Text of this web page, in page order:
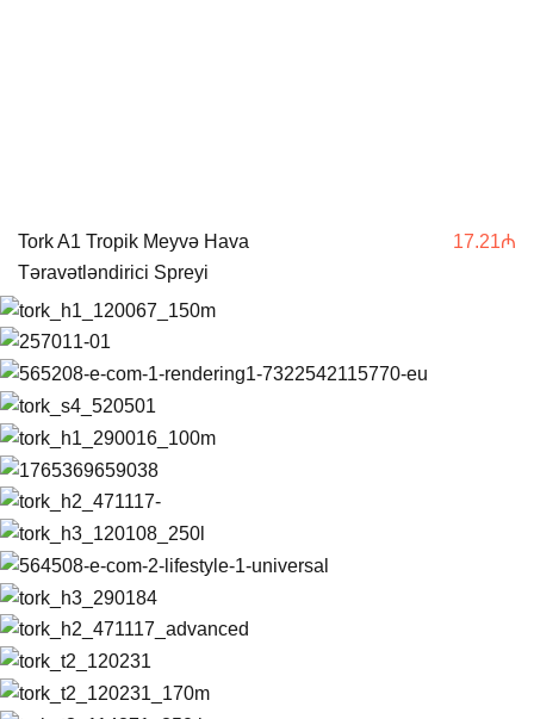
Tork A1 Tropik Meyvə Hava
Təravətləndirici Spreyi
17.21₼